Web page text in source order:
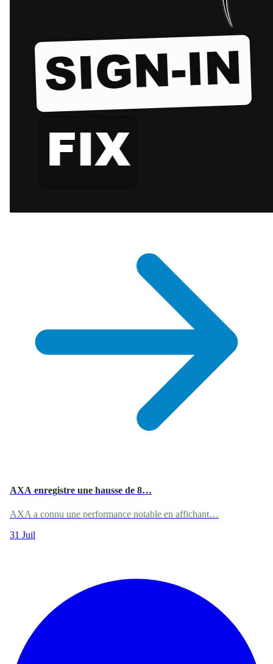
AXA enregistre une hausse de 8…
AXA a connu une performance notable en affichant…
31 Juil